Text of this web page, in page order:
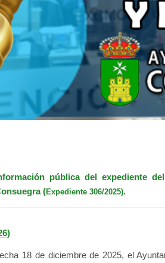
pública del expediente
(Expediente 306/2025).
18 de diciembre de 2025, el